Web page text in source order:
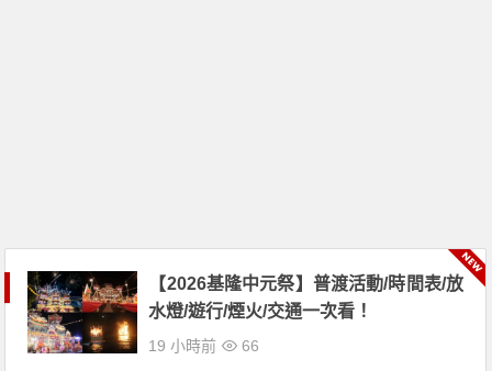
【2026基隆中元祭】普渡活動/時間表/放
水燈/遊行/煙火/交通一次看！
19 小時前 66